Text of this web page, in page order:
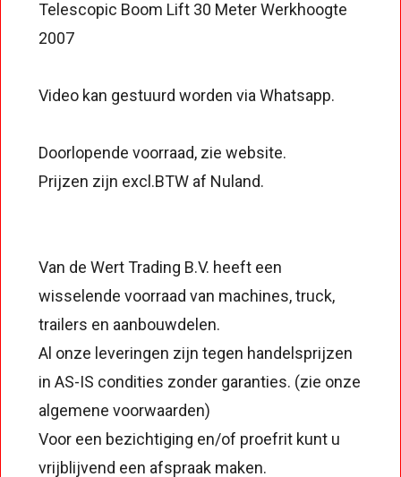
Telescopic Boom Lift 30 Meter Werkhoogte
2007
Video kan gestuurd worden via Whatsapp.
Doorlopende voorraad, zie website.
Prijzen zijn excl.BTW af Nuland.
Van de Wert Trading B.V. heeft een
wisselende voorraad van machines, truck,
trailers en aanbouwdelen.
Al onze leveringen zijn tegen handelsprijzen
in AS-IS condities zonder garanties. (zie onze
algemene voorwaarden)
Voor een bezichtiging en/of proefrit kunt u
vrijblijvend een afspraak maken.